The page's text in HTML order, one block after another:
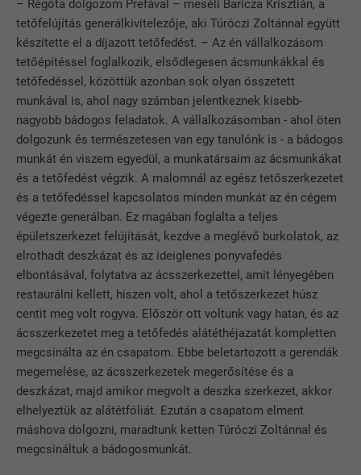
– Régóta dolgozom Prefával – meséli Baricza Krisztián, a
tetőfelújítás generálkivitelezője, aki Túróczi Zoltánnal együtt
készítette el a díjazott tetőfedést. – Az én vállalkozásom
tetőépítéssel foglalkozik, elsődlegesen ácsmunkákkal és
tetőfedéssel, közöttük azonban sok olyan összetett
munkával is, ahol nagy számban jelentkeznek kisebb-
nagyobb bádogos feladatok. A vállalkozásomban - ahol öten
dolgozunk és természetesen van egy tanulónk is - a bádogos
munkát én viszem egyedül, a munkatársaim az ácsmunkákat
és a tetőfedést végzik. A malomnál az egész tetőszerkezetet
és a tetőfedéssel kapcsolatos minden munkát az én cégem
végezte generálban. Ez magában foglalta a teljes
épületszerkezet felújítását, kezdve a meglévő burkolatok, az
elrothadt deszkázat és az ideiglenes ponyvafedés
elbontásával, folytatva az ácsszerkezettel, amit lényegében
restaurálni kellett, hiszen volt, ahol a tetőszerkezet húsz
centit meg volt rogyva. Először ott voltunk vagy hatan, és az
ácsszerkezetet meg a tetőfedés alátéthéjazatát kompletten
megcsinálta az én csapatom. Ebbe beletartozott a gerendák
megemelése, az ácsszerkezetek megerősítése és a
deszkázat, majd amikor megvolt a deszka szerkezet, akkor
elhelyeztük az alátétfóliát. Ezután a csapatom elment
máshova dolgozni, maradtunk ketten Túróczi Zoltánnal és
megcsináltuk a bádogosmunkát.